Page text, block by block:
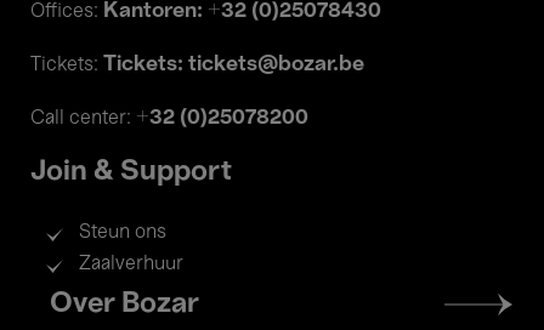
Offices: Kantoren: +32 (0)25078430
Tickets: Tickets: tickets@bozar.be
Call center: +32 (0)25078200
Join & Support
Steun ons
Zaalverhuur
Footer
menu
Over Bozar